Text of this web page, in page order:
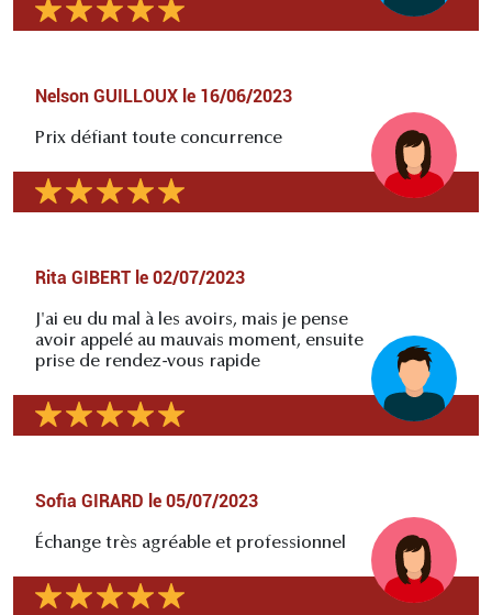
Nelson GUILLOUX le 16/06/2023
Prix défiant toute concurrence
Rita GIBERT le 02/07/2023
J'ai eu du mal à les avoirs, mais je pense
avoir appelé au mauvais moment, ensuite
prise de rendez-vous rapide
Sofia GIRARD le 05/07/2023
Échange très agréable et professionnel